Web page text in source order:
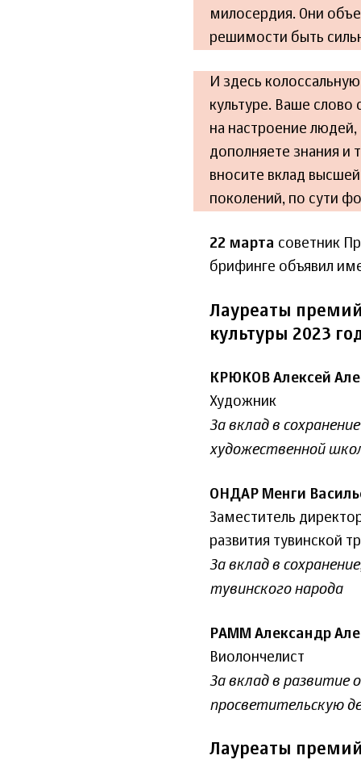
милосердия. Они
решимости быть
И здесь
культуре. Ваше
на настроение людей,
дополняете знания и
вносите вклад
поколений, по сути
22 марта советник
брифинге объявил
Лауреаты
культуры 2023
КРЮКОВ Алексей
Художник
За вклад в
художественной
ОНДАР Менги
Заместитель
развития тувинской
За вклад в
тувинского народа
РАММ Александр
Виолончелист
За вклад в развитие
просветительскую
Лауреаты